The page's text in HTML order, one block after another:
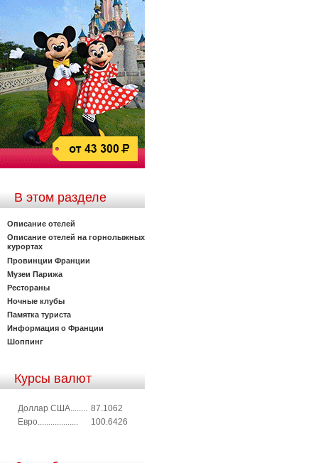
В этом разделе
Описание отелей
Описание отелей на горнолыжных
курортах
Провинции Франции
Музеи Парижа
Рестораны
Ночные клубы
Памятка туриста
Информация о Франции
Шоппинг
Курсы валют
Доллар США........ 87.1062
Евро...................
100.6426